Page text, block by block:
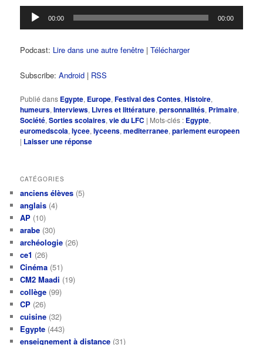
Lecteur
audio
00:00 00:00
Podcast: Lire dans une autre fenêtre |Télécharger
Subscribe:Android | RSS
Publié dans Egypte, Europe,Festival des Contes,Histoire,
humeurs,Interviews, Livres et littérature,personnalités, Primaire,
Société,Sorties scolaires,vie du LFC | Mots-clés : Egypte,
euromedscola,lycee,lyceens,mediterranee,parlement europeen
| Laisser une réponse
CATÉGORIES
anciens élèves (5)
anglais (4)
AP (10)
arabe (30)
archéologie (26)
ce1 (26)
Cinéma (51)
CM2 Maadi (19)
collège (99)
CP (26)
cuisine (32)
Egypte (443)
enseignement à distance (31)